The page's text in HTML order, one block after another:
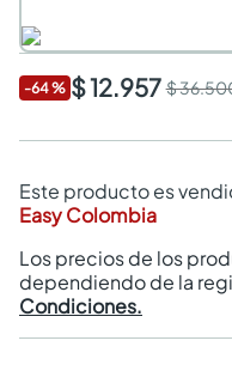
-64% $ 12.957$
Este producto es
Easy Colombia
Los precios de los
dependiendo de la
Condiciones.